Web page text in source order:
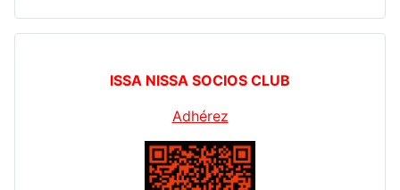
ISSA NISSA SOCIOS CLUB
Adhérez